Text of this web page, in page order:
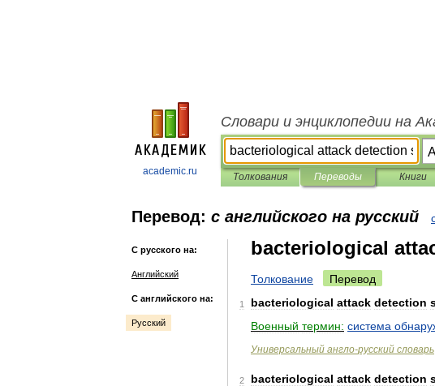
academic.ru
Словари и энциклопедии на
Толкования Переводы Книги
Перевод: с английского на русский
С русского на:
Английский
С английского на:
Русский
bacteriological
Толкование Перевод
1 bacteriological attack detection
Военный термин: система
Универсальный англо-русский словарь
2 bacteriological attack detection